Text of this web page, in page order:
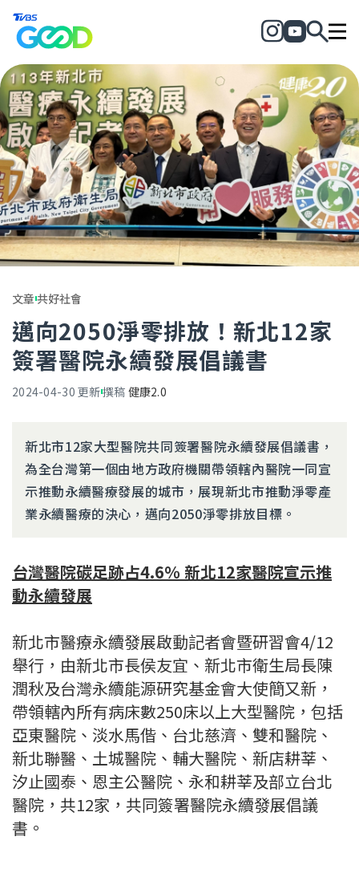
文章共好社會
邁向2050淨零排放！新北12家
簽署醫院永續發展倡議書
2024-04-30 更新撰稿 健康2.0
新北市12家大型醫院共同簽署醫院永續發展倡議書，
為全台灣第一個由地方政府機關帶領轄內醫院一同宣
示推動永續醫療發展的城市，展現新北市推動淨零產
業永續醫療的決心，邁向2050淨零排放目標。
台灣醫院碳足跡占4.6％ 新北12家醫院宣示推
動永續發展
新北市醫療永續發展啟動記者會暨研習會4/12
舉行，由新北市長侯友宜、新北市衛生局長陳
潤秋及台灣永續能源研究基金會大使簡又新，
帶領轄內所有病床數250床以上大型醫院，包括
亞東醫院、淡水馬偕、台北慈濟、雙和醫院、
新北聯醫、土城醫院、輔大醫院、新店耕莘、
汐止國泰、恩主公醫院、永和耕莘及部立台北
醫院，共12家，共同簽署醫院永續發展倡議
書。